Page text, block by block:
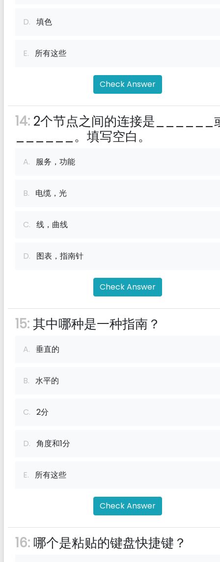
D. 填色
E. 所有这些
Check Answer
14: 2个节点之间的连接是______
______。填写空白。
A. 服务，功能
B. 电缆，光
C. 线，曲线
D. 图表，指南针
Check Answer
15:其中哪种是一种指南？
A. 垂直的
B. 水平的
C. 2分
D. 角度和1分
E. 所有这些
Check Answer
16: 哪个是粘贴的键盘快捷键？